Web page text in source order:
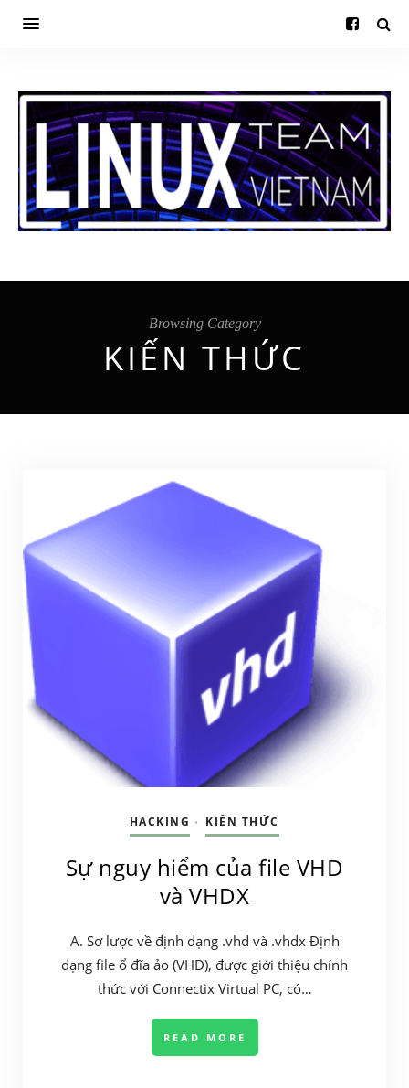
Browsing Category
KIẾN THỨC
HACKING • KIẾN THỨC
Sự nguy hiểm của file VHD
và VHDX
A. Sơ lược về định dạng .vhd và .vhdx Định
dạng file ổ đĩa ảo (VHD), được giới thiệu chính
thức với Connectix Virtual PC, có…
READ MORE